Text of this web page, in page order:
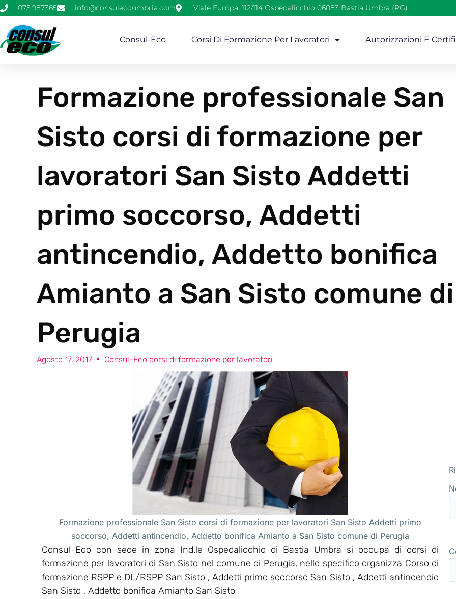
075.987365 info@consulecoumbria.com Viale Europa, 112/114 Ospedalicchio 06083 Bastia Umbra (PG)
Consul-Eco Corsi Di Formazione Per Lavoratori Autorizzazioni E
Formazione professionale San
Sisto corsi di formazione per
lavoratori San Sisto Addetti
primo soccorso, Addetti
antincendio, Addetto bonifica
Amianto a San Sisto comune di
Perugia
Agosto 17, 2017 Consul-Eco corsi di formazione per lavoratori
Formazione professionale San Sisto corsi di formazione per lavoratori San Sisto Addetti primo
soccorso, Addetti antincendio, Addetto bonifica Amianto a San Sisto comune di Perugia
Consul-Eco con sede in zona Ind.le Ospedalicchio di Bastia Umbra si occupa di corsi di
formazione per lavoratori di San Sisto nel comune di Perugia, nello specifico organizza Corso di
formazione RSPP e DL/RSPP San Sisto , Addetti primo soccorso San Sisto , Addetti antincendio
San Sisto , Addetto bonifica Amianto San Sisto